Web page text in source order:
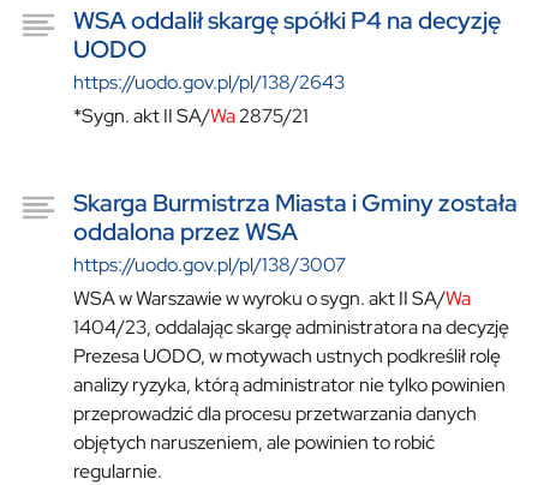
WSA oddalił skargę spółki P4 na decyzję
UODO
https://uodo.gov.pl/pl/138/2643
*Sygn. akt II SA/Wa2875/21
Skarga Burmistrza Miasta i Gminy została
oddalona przez WSA
https://uodo.gov.pl/pl/138/3007
WSA w Warszawie w wyroku o sygn. akt II SA/Wa
1404/23, oddalając skargę administratora na decyzję
Prezesa UODO, w motywach ustnych podkreślił rolę
analizy ryzyka, którą administrator nie tylko powinien
przeprowadzić dla procesu przetwarzania danych
objętych naruszeniem, ale powinien to robić
regularnie.